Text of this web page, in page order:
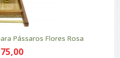
Pássaros Flores Rosa